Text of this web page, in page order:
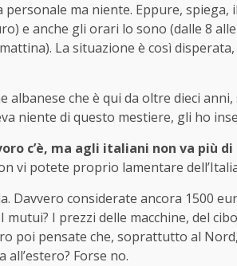
personale ma niente. Eppure,
e anche gli orari lo sono (dalle 8
La situazione è così
albanese che è qui da oltre dieci
niente di questo mestiere, gli ho
c’è, ma agli italiani non va più
vi potete proprio lamentare
Davvero considerate ancora 1500
mutui? I prezzi delle macchine, del
poi pensate che, soprattutto al
Forse no.